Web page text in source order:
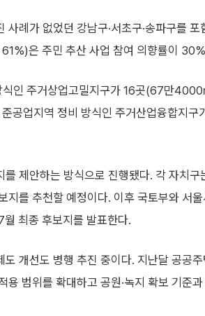
사례가 없었던 강남구·서초구·송파구를
은 주민 추산 사업 참여 의향률이
식인 주거상업고밀지구가 16곳(67만
공업지역 정비 방식인 주거산업융합지
제안하는 방식으로 진행됐다. 각 자치
지를 추천할 예정이다. 이후 국토부와 서
최종 후보지를 발표한다.
개선도 병행 추진 중이다. 지난달 공공
용 범위를 확대하고 공원·녹지 확보 기준